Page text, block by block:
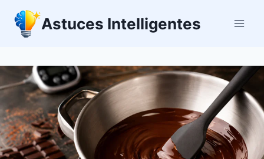
contenu
Astuces Intelligentes